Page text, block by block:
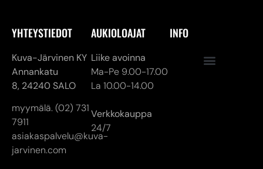
YHTEYSTIEDOT
Kuva-Järvinen KY
Annankatu
8, 24240 SALO
myymälä. (02) 731
7911
asiakaspalvelu@kuva-
jarvinen.com
AUKIOLOAJAT
Liike avoinna
Ma-Pe 9.00-17.00
La 10.00-14.00
Verkkokauppa
24/7
INFO